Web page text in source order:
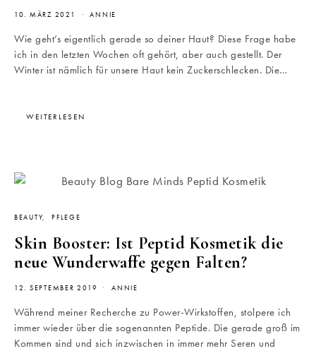
10. MÄRZ 2021 ANNIE
Wie geht’s eigentlich gerade so deiner Haut? Diese Frage habe
ich in den letzten Wochen oft gehört, aber auch gestellt. Der
Winter ist nämlich für unsere Haut kein Zuckerschlecken. Die…
WEITERLESEN
BEAUTY PFLEGE
Skin Booster: Ist Peptid Kosmetik die
neue Wunderwaffe gegen Falten?
12. SEPTEMBER 2019 ANNIE
Während meiner Recherche zu Power-Wirkstoffen, stolpere ich
immer wieder über die sogenannten Peptide. Die gerade groß im
Kommen sind und sich inzwischen in immer mehr Seren und